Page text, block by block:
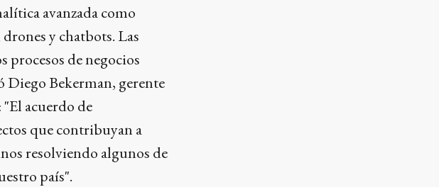
avanzada como
y chatbots. Las
procesos de negocios
Diego Bekerman, gerente
acuerdo de
que contribuyan a
resolviendo algunos de
país".